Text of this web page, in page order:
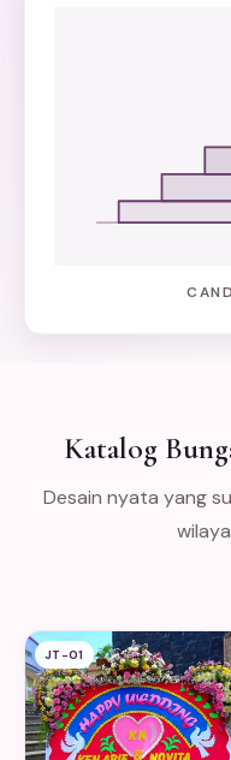
Katalog
Desain nyata yang
JT-01